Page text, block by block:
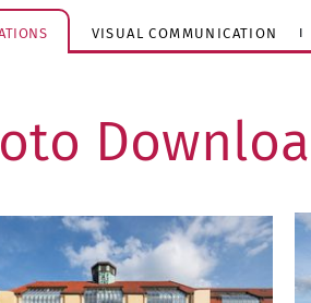
VISUAL COMMUNICATION